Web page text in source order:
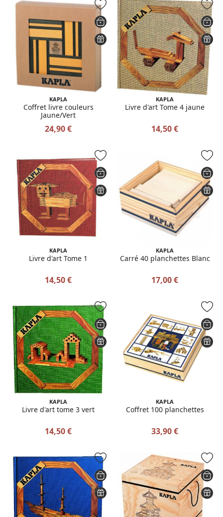
KAPLA
Coffret livre couleurs
Jaune/Vert
24,90 €
KAPLA
Livre d'art Tome 4 jaune
14,50 €
KAPLA
Livre d'art Tome 1
14,50 €
KAPLA
Carré 40 planchettes Blanc
17,00 €
KAPLA
Livre d'art tome 3 vert
14,50 €
KAPLA
Coffret 100 planchettes
33,90 €